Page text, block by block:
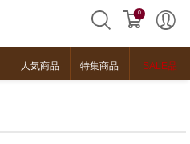
0
人気商品 特集商品 SALE品